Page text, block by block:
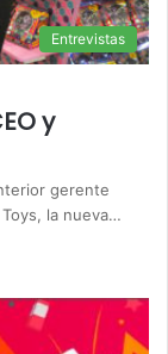
Entrevistas
y
gerente
la nueva…